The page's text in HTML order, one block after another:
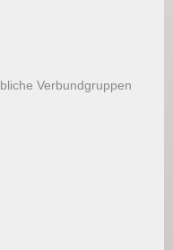
Verbundgruppen